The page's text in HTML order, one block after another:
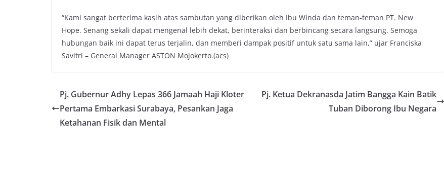
“Kami sangat berterima kasih atas sambutan yang diberikan oleh Ibu Winda dan teman-teman PT. New
Hope. Senang sekali dapat mengenal lebih dekat, berinteraksi dan berbincang secara langsung. Semoga
hubungan baik ini dapat terus terjalin, dan memberi dampak positif untuk satu sama lain,” ujar Franciska
Savitri – General Manager ASTON Mojokerto.(acs)
Pj. Gubernur Adhy Lepas 366 Jamaah Haji Kloter
Pertama Embarkasi Surabaya, Pesankan Jaga
Ketahanan Fisik dan Mental
Pj. Ketua Dekranasda Jatim Bangga Kain Batik
Tuban Diborong Ibu Negara